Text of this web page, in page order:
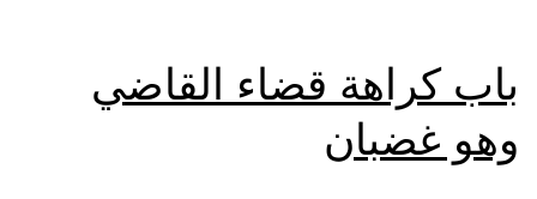
باب كراهة قضاء القاضي
وهو غضبان